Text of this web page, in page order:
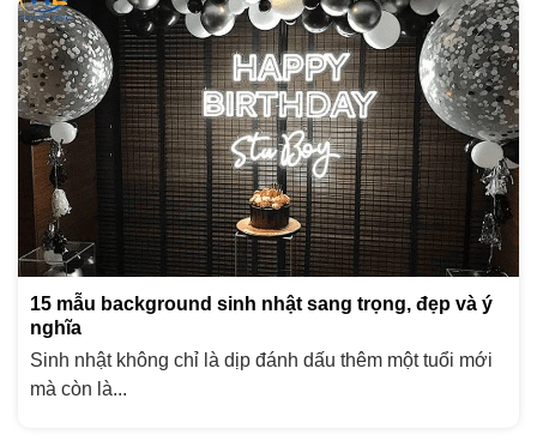
15 mẫu background sinh nhật sang trọng, đẹp và ý
nghĩa
Sinh nhật không chỉ là dịp đánh dấu thêm một tuổi mới
mà còn là...